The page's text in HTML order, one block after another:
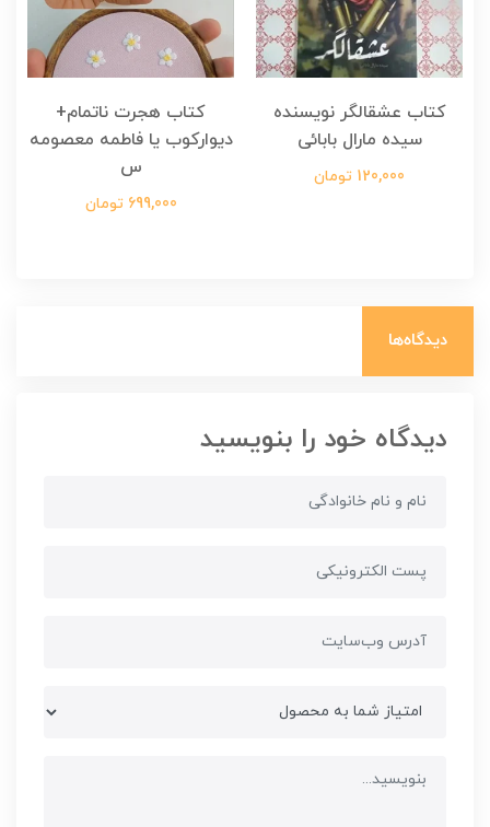
کتاب عشقالگر نویسنده
سیده مارال بابائی
120,000 تومان
کتاب هجرت ناتمام+
دیوارکوب یا فاطمه معصومه
س
699,000 تومان
دیدگاه‌ها
دیدگاه خود را بنویسید